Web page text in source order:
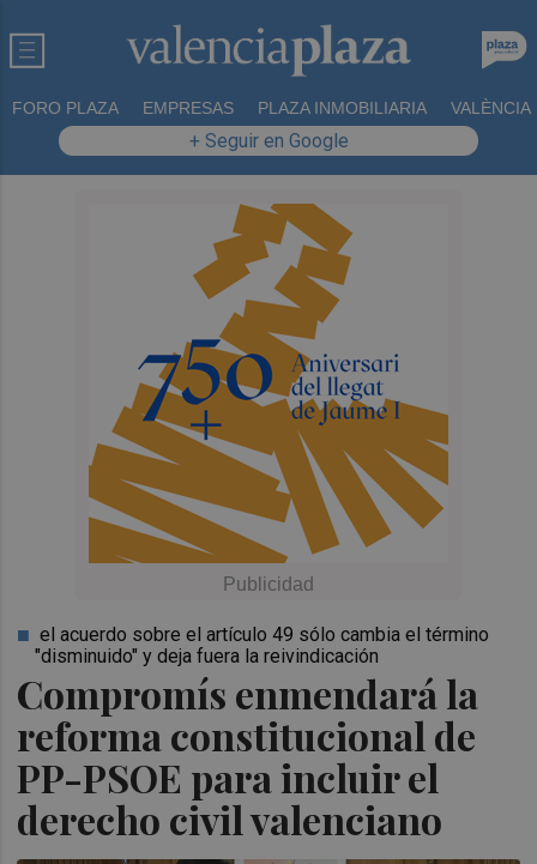
FORO PLAZA EMPRESAS PLAZA INMOBILIARIA VALÈNCIA
+ Seguir en Google
Compromís enmendará la
reforma constitucional de
PP-PSOE para incluir el
derecho civil valenciano
el acuerdo sobre el artículo 49 sólo cambia el término
"disminuido" y deja fuera la reivindicación